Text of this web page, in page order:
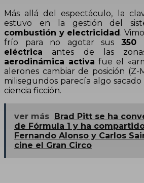
Más allá del espectáculo, la
estuvo en la gestión del
combustión y electricidad.
frío para no agotar sus 350
eléctrica
antes de las
aerodinámica activa fue el
alerones cambiar de posición (Z-
milisegundos parecía algo
ciencia ficción.
ver más Brad Pitt se ha
de Fórmula 1 y ha
Fernando Alonso y Carlos
cine el Gran Circo